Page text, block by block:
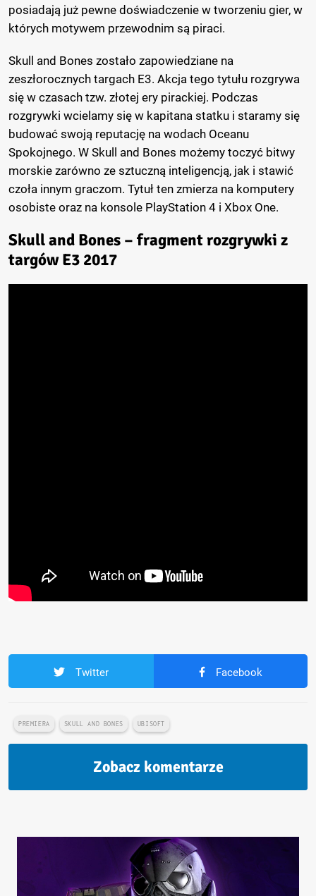
posiadają już pewne doświadczenie w tworzeniu gier, w
których motywem przewodnim są piraci.
Skull and Bones zostało zapowiedziane na
zeszłorocznych targach E3. Akcja tego tytułu rozgrywa
się w czasach tzw. złotej ery pirackiej. Podczas
rozgrywki wcielamy się w kapitana statku i staramy się
budować swoją reputację na wodach Oceanu
Spokojnego. W Skull and Bones możemy toczyć bitwy
morskie zarówno ze sztuczną inteligencją, jak i stawić
czoła innym graczom. Tytuł ten zmierza na komputery
osobiste oraz na konsole PlayStation 4 i Xbox One.
Skull and Bones – fragment rozgrywki z
targów E3 2017
Twitter Facebook
PREMIERA SKULL AND BONES UBISOFT
Zobacz komentarze